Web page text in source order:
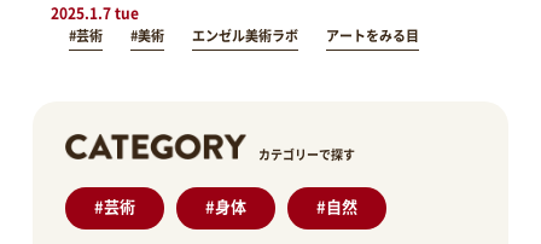
2025.1.7 tue
#芸術 #美術 エンゼル美術ラボ アートをみる目
カテゴリーで探す
#芸術 #身体 #自然